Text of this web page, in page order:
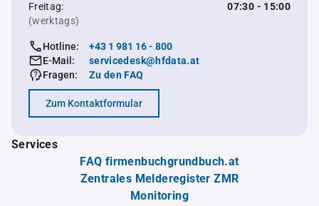
Freitag:
07:30 - 15:00
(werktags)
Hotline:
+43 1 981 16 - 800
E-Mail:
servicedesk@hfdata.at
Fragen:
Zu den FAQ
Zum Kontaktformular
Services
FAQ firmenbuchgrundbuch.at
Zentrales Melderegister ZMR
Monitoring